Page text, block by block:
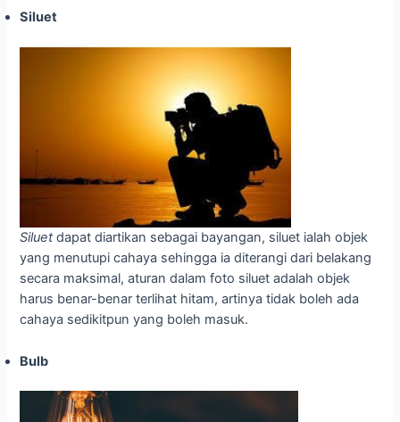
Siluet
Siluetdapat diartikan sebagai bayangan, siluet ialah objek
yang menutupi cahaya sehingga ia diterangi dari belakang
secara maksimal, aturan dalam foto siluet adalah objek
harus benar-benar terlihat hitam, artinya tidak boleh ada
cahaya sedikitpun yang boleh masuk.
Bulb